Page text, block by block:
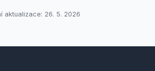
aktualizace: 26. 5. 2026